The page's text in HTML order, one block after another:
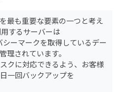
最も重要な要素の一つと考え
するサーバーは
ーマークを取得しているデー
理されています。
クに対応できるよう、お客様
一回バックアップを